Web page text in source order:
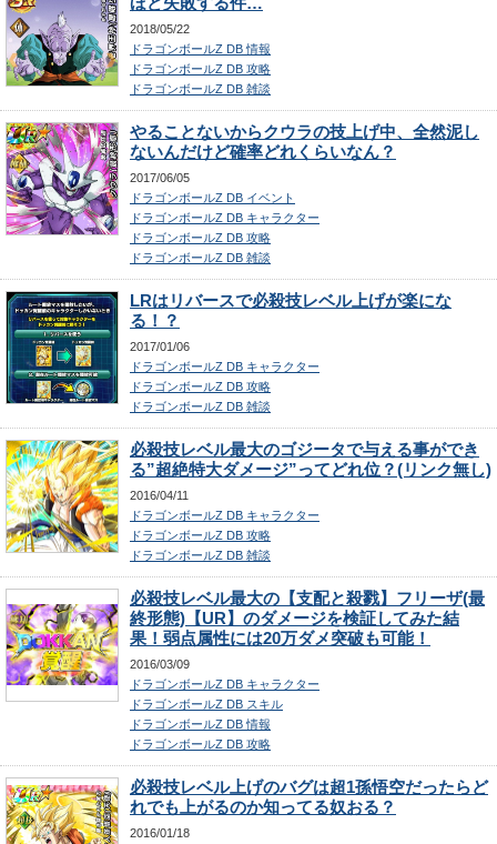
2018/05/22
ドラゴンボールZ DB 情報
ドラゴンボールZ DB 攻略
ドラゴンボールZ DB 雑談
やることないからクウラの技上げ中、全然泥し
ないんだけど確率どれくらいなん？
2017/06/05
ドラゴンボールZ DB イベント
ドラゴンボールZ DB キャラクター
ドラゴンボールZ DB 攻略
ドラゴンボールZ DB 雑談
LRはリバースで必殺技レベル上げが楽にな
る！？
2017/01/06
ドラゴンボールZ DB キャラクター
ドラゴンボールZ DB 攻略
ドラゴンボールZ DB 雑談
必殺技レベル最大のゴジータで与える事ができ
る”超絶特大ダメージ”ってどれ位？(リンク無し)
2016/04/11
ドラゴンボールZ DB キャラクター
ドラゴンボールZ DB 攻略
ドラゴンボールZ DB 雑談
必殺技レベル最大の【支配と殺戮】フリーザ(最
終形態)【UR】のダメージを検証してみた結
果！弱点属性には20万ダメ突破も可能！
2016/03/09
ドラゴンボールZ DB キャラクター
ドラゴンボールZ DB スキル
ドラゴンボールZ DB 情報
ドラゴンボールZ DB 攻略
必殺技レベル上げのバグは超1孫悟空だったらど
れでも上がるのか知ってる奴おる？
2016/01/18